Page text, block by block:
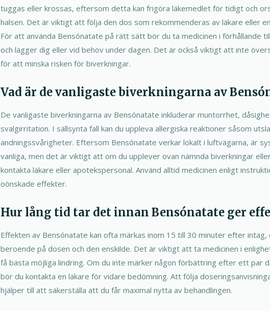
tuggas eller krossas, eftersom detta kan frigöra läkemedlet för tidigt och
halsen. Det är viktigt att följa den dos som rekommenderas av läkare eller
För att använda Bensónatate på rätt sätt bör du ta medicinen i förhållande
och lägger dig eller vid behov under dagen. Det är också viktigt att inte
för att minska risken för biverkningar.
Vad är de vanligaste biverkningarna av
De vanligaste biverkningarna av Bensónatate inkluderar muntorrhet,
svalgirritation. I sällsynta fall kan du uppleva allergiska reaktioner såsom
andningssvårigheter. Eftersom Bensónatate verkar lokalt i luftvägarna, är
vanliga, men det är viktigt att om du upplever ovan nämnda biverkningar
kontakta läkare eller apotekspersonal. Använd alltid medicinen enligt
oönskade effekter.
Hur lång tid tar det innan Bensónatate ger
Effekten av Bensónatate kan ofta märkas inom 15 till 30 minuter efter intag,
beroende på dosen och den enskilde. Det är viktigt att ta medicinen i
få bästa möjliga lindring. Om du inte märker någon förbättring efter ett par
bör du kontakta en läkare för vidare bedömning. Att följa
hjälper till att säkerställa att du får maximal nytta av behandlingen.